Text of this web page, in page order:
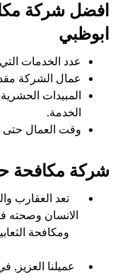
افضل شركة
ابوظبي
عدد الخدمات
عمال الشركة
المبيدات
الخدمة.
وقت العمال حتى
شركة مكافحة
تعد العقارب
الانسان وصحته
ومكافحة
عميلنا العزيز,